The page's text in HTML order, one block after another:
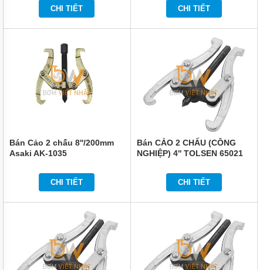
CHI TIẾT CHI TIẾT
Bán Cảo 2 chấu 8''/200mm
Asaki AK-1035
CHI TIẾT
Bán CẢO 2 CHẤU (CÔNG
NGHIỆP) 4'' TOLSEN 65021
CHI TIẾT